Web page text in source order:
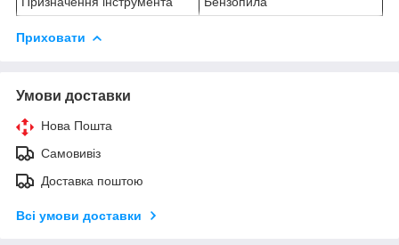
Приховати
Умови доставки
Нова Пошта
Самовивіз
Доставка поштою
Всі умови доставки